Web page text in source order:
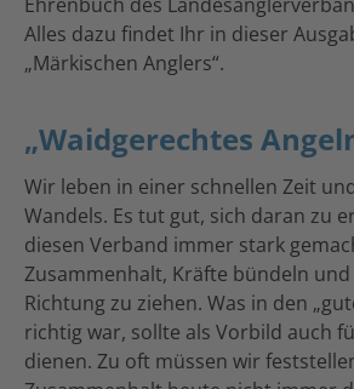
Alles dazu findet Ihr in dieser
„Märkischen Anglers“.
„Waidgerechtes
Wir leben in einer schnellen Zeit
Wandels. Es tut gut, sich daran zu
diesen Verband immer stark
Zusammenhalt, Kräfte bündeln
Richtung zu ziehen. Was in den
richtig war, sollte als Vorbild auch
dienen. Zu oft müssen wir